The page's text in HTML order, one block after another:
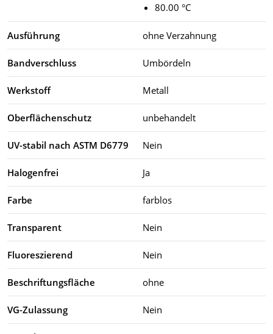
80.00 °C
Ausführung ohne Verzahnung
Bandverschluss Umbördeln
Werkstoff Metall
Oberflächenschutz unbehandelt
UV-stabil nach ASTM D6779 Nein
Halogenfrei Ja
Farbe farblos
Transparent Nein
Fluoreszierend Nein
Beschriftungsfläche ohne
VG-Zulassung Nein